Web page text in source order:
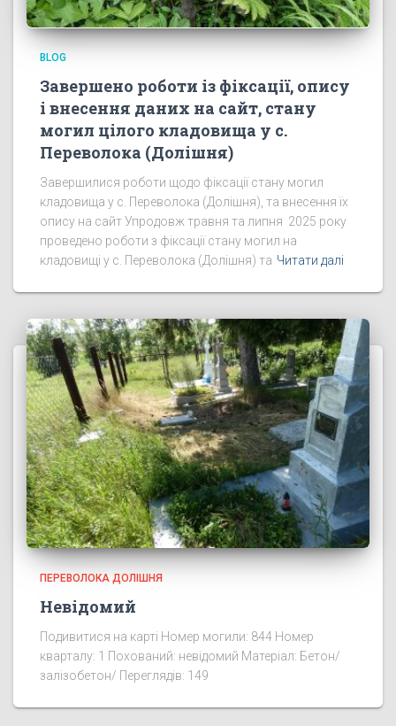
BLOG
Завершено роботи із фіксації, опису
і внесення даних на сайт, стану
могил цілого кладовища у с.
Переволока (Долішня)
Завершилися роботи щодо фіксації стану могил
кладовища у с. Переволока (Долішня), та внесення їх
опису на сайт Упродовж травня та липня 2025 року
проведено роботи з фіксації стану могил на
кладовищі у с. Переволока (Долішня) та Читати далі
ПЕРЕВОЛОКА ДОЛІШНЯ
Невідомий
Подивитися на карті Номер могили: 844 Номер
кварталу: 1 Похований: невідомий Матеріал: Бетон/
залізобетон/ Переглядів: 149